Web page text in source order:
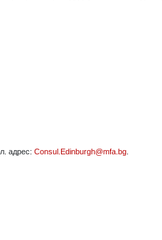
адрес: Consul.Edinburgh@mfa.bg